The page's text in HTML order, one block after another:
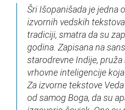
Šri Išopanišada je jedna
izvornih vedskih
tradiciji, smatra da su
godina. Zapisana na
starodrevne Indije,
vrhovne inteligencije
Za izvorne tekstove
od samog Boga, da su